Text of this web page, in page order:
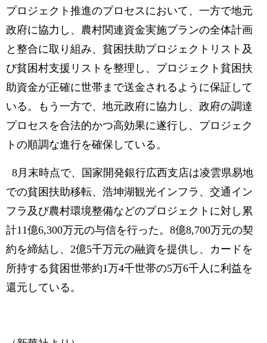
プロジェクト推進のプロセスにおいて、一方で地元
政府に協力し、農村関連資金実施プランの全体計画
と整合に取り組み、貧困扶助プロジェクトリスト及
び貧困村支援リストを整理し、プロジェクト貧困扶
助資金が正確に世帯まで送金されるように保証して
いる。もう一方で、地元政府に協力し、政府の調達
プロセスを合法的かつ高効果に遂行し、プロジェク
トの順調な進行を確保している。
8月末時点で、国家開発銀行広西支店は凌雲県易地
での貧困扶助移転、浩坤湖観光インフラ、交通イン
フラ及び農村環境整備などのプロジェクトに対し累
計11億6,300万元の与信を行った。8億8,700万元の契
約を締結し、2億5千万元の融資を提供し、カードを
所持する貧困世帯約1万4千世帯の5万6千人に利益を
還元している。